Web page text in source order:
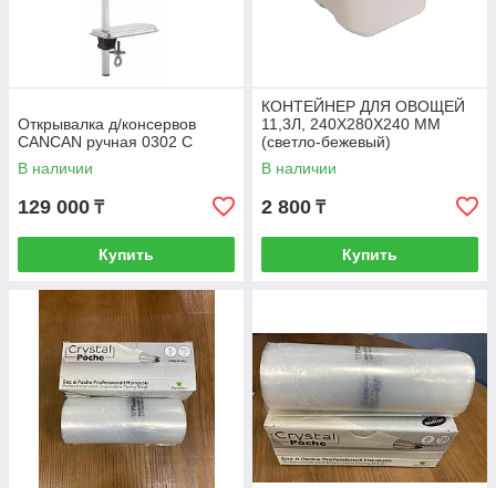
Открывалка д/консервов
CANCAN ручная 0302 С
В наличии
129 000 ₸
Купить
КОНТЕЙНЕР ДЛЯ ОВОЩЕЙ
11,3Л, 240Х280Х240 ММ
(светло-бежевый)
В наличии
2 800 ₸
Купить